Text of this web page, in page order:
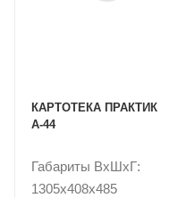
КАРТОТЕКА ПРАКТИК
А-44
Габариты ВxШxГ:
1305x408x485